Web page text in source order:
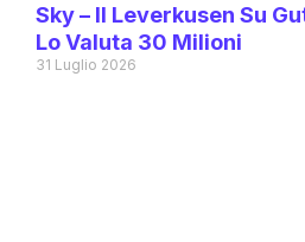
Sky – Il Leverkusen Su
Lo Valuta 30 Milioni
31 Luglio 2026